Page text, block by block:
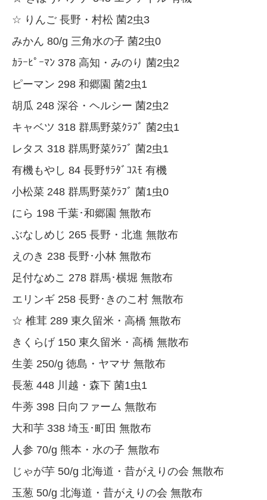
☆ りんご 長野・村松 菌2虫3
みかん 80/g 三角水の子 菌2虫0
ｶﾗｰﾋﾟｰﾏﾝ 378 高知・みのり 菌2虫2
ピーマン 298 和郷園 菌2虫1
胡瓜 248 深谷・ヘルシー 菌2虫2
キャベツ 318 群馬野菜ｸﾗﾌﾞ 菌2虫1
レタス 318 群馬野菜ｸﾗﾌﾞ 菌2虫1
有機もやし 84 長野ｻﾗﾀﾞｺｽﾓ 有機
小松菜 248 群馬野菜ｸﾗﾌﾞ 菌1虫0
にら 198 千葉･和郷園 無散布
ぶなしめじ 265 長野・北進 無散布
えのき 238 長野･小林 無散布
足付なめこ 278 群馬･横堀 無散布
エリンギ 258 長野･きのこ村 無散布
☆ 椎茸 289 東久留米・高橋 無散布
きくらげ 150 東久留米・高橋 無散布
生姜 250/g 徳島・ヤマサ 無散布
長葱 448 川越・森下 菌1虫1
牛蒡 398 日向ファーム 無散布
大和芋 338 埼玉･町田 無散布
人参 70/g 熊本・水の子 無散布
じゃが芋 50/g 北海道・昔がえりの会 無散布
玉葱 50/g 北海道・昔がえりの会 無散布